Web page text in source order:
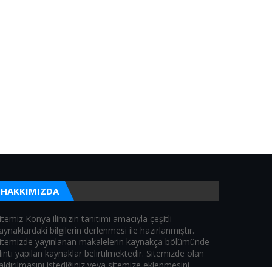
HAKKIMIZDA
Konya ilimizin tanıtımı amacıyla çeşitli
bilgilerin derlenmesi ile hazırlanmıştır.
yayınlanan makalelerin kaynakça bölümünde
yapılan kaynaklar belirtilmektedir. Sitemizde olan